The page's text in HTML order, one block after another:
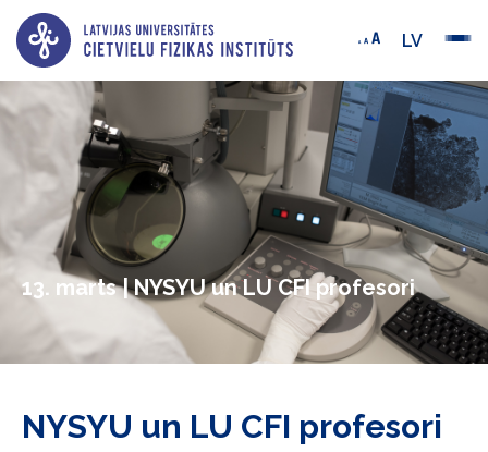
LV
13. marts | NYSYU un LU CFI profesori
NYSYU un LU CFI profesori